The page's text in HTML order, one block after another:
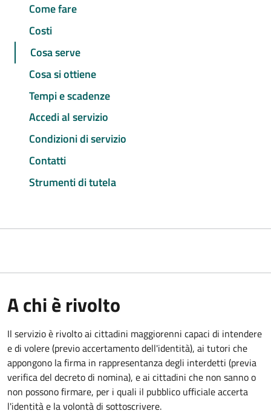
Come fare
Costi
Cosa serve
Cosa si ottiene
Tempi e scadenze
Accedi al servizio
Condizioni di servizio
Contatti
Strumenti di tutela
A chi è rivolto
Il servizio è rivolto ai cittadini maggiorenni capaci di intendere
e di volere (previo accertamento dell'identità), ai tutori che
appongono la firma in rappresentanza degli interdetti (previa
verifica del decreto di nomina), e ai cittadini che non sanno o
non possono firmare, per i quali il pubblico ufficiale accerta
l'identità e la volontà di sottoscrivere.